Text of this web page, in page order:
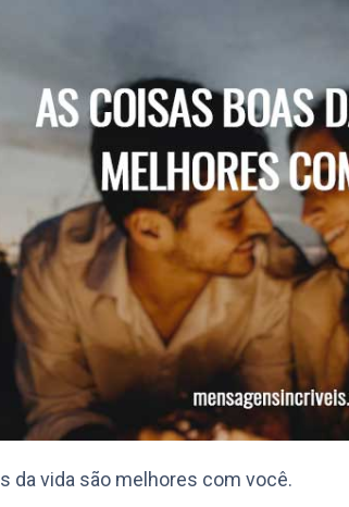
da vida são melhores com você.